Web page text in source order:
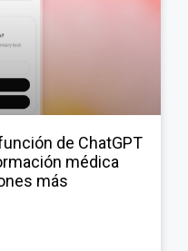
de ChatGPT
médica
más